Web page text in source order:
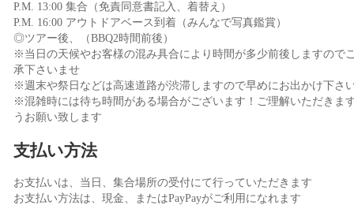
P.M. 13:00 集合（免責同意書記入、着替え）
P.M. 16:00 アウトドアベース到着（みんなで写真鑑賞）
◎ツアー後、（BBQ2時間前後）
※当日の天候やお客様の混み具合により時間が多少前後しますので
承下さいませ
※週末や祭日などは高速道路が渋滞しますので早めにお出かけ下さ
※混雑時には待ち時間がある場合がございます！ご理解いただきま
うお願い致します
支払い方法
お支払いは、当日、集合場所の受付にて行っていただきます
お支払い方法は、現金、またはPayPayがご利用になれます